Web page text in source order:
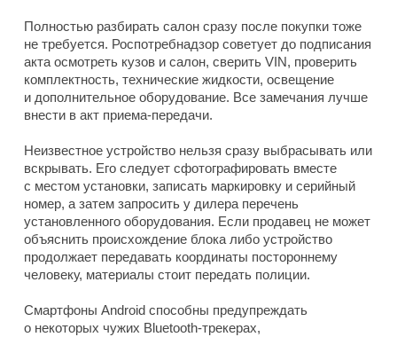
Полностью разбирать салон сразу после покупки тоже
не требуется. Роспотребнадзор советует до подписания
акта осмотреть кузов и салон, сверить VIN, проверить
комплектность, технические жидкости, освещение
и дополнительное оборудование. Все замечания лучше
внести в акт приема-передачи.
Неизвестное устройство нельзя сразу выбрасывать или
вскрывать. Его следует сфотографировать вместе
с местом установки, записать маркировку и серийный
номер, а затем запросить у дилера перечень
установленного оборудования. Если продавец не может
объяснить происхождение блока либо устройство
продолжает передавать координаты постороннему
человеку, материалы стоит передать полиции.
Смартфоны Android способны предупреждать
о некоторых чужих Bluetooth-трекерах,